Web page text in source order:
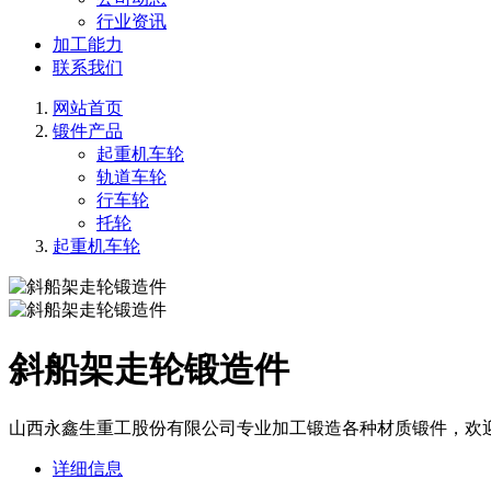
行业资讯
加工能力
联系我们
网站首页
锻件产品
起重机车轮
轨道车轮
行车轮
托轮
起重机车轮
斜船架走轮锻造件
山西永鑫生重工股份有限公司专业加工锻造各种材质锻件，欢
详细信息